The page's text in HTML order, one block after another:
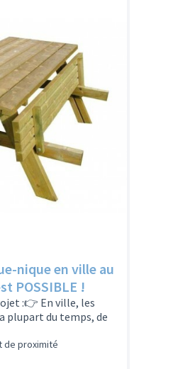
nique en ville au
POSSIBLE !
:👉 En ville, les
plupart du temps, de
de proximité